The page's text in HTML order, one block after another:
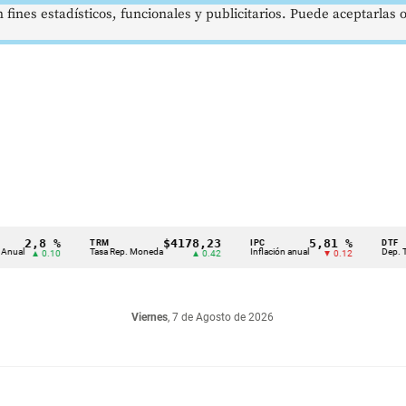
%
▲ 0.10
TRM
Tasa Rep. Moneda
$4178,23
▲ 0.42
IPC
Inflación anual
5,81 %
▼ 0.12
DTF
Dep. Término
Viernes, 7 de Agosto de 2026
estadísticos, funcionales y publicitarios. Puede aceptarlas